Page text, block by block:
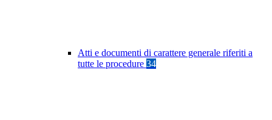
Atti e documenti di carattere generale riferiti a
tutte le procedure 34